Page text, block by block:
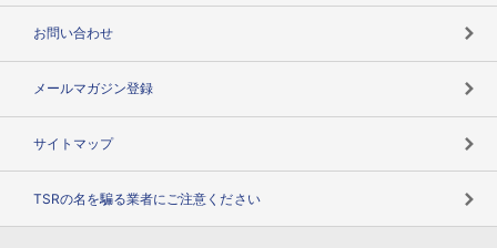
お問い合わせ
メールマガジン登録
サイトマップ
TSRの名を騙る業者にご注意ください